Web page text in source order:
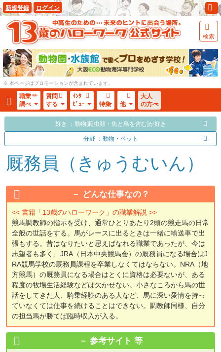
新規登録 ログイン
検索
※ 本ページはプロモーションが含まれています。
職業
調べ
質問
する
ｲﾝﾀ
ﾋﾞｭｰ
特集 他
大人
の方へ
好き ：動物[爬虫類・魚と鳥を含む]が好き
分野 ：動物・ペット
厩務員（きゅうむいん）
どんな仕事なの？
<< 書籍「13歳のハローワーク」の職業解説 >>
競馬調教師の指示を受け、通常ひとりあたり2頭の競走馬の日常
全般の世話をする。馬がレースに出るときは一緒に輸送車で出
張もする。昔はなりたいと思えばなれる職業であったが、今は
志望者も多く、JRA（日本中央競馬会）の厩務員になる場合はJ
RA競馬学校の厩務員課程を卒業しなくてはならない。NRA（地
方競馬）の厩務員になる場合はとくに資格は必要ないが、ある
程度の牧場生活経験などは欠かせない。小さなころから馬の世
話をしてきた人、騎乗経験のある人など、馬に深い愛情を持っ
ていなくては仕事を続けることはできない。調教師同様、自分
の担当馬が勝てば臨時収入が入る。
参考サイト 等